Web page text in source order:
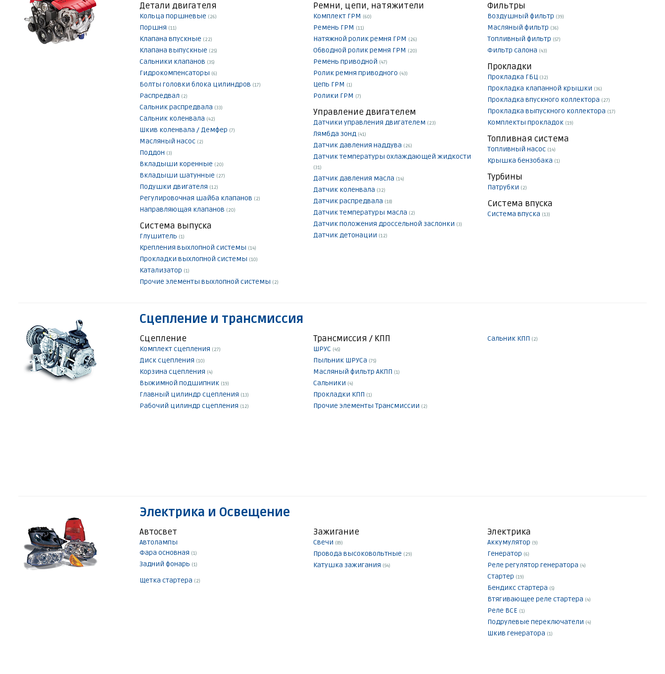
Детали двигателя
Кольца поршневые (26)
Поршня (11)
Клапана впускные (22)
Клапана выпускные (25)
Сальники клапанов (35)
Гидрокомпенсаторы (6)
Болты головки блока цилиндров (17)
Распредвал (2)
Сальник распредвала (33)
Сальник коленвала (42)
Шкив коленвала / Демфер (7)
Масляный насос (2)
Поддон (3)
Вкладыши коренные (20)
Вкладыши шатунные (27)
Подушки двигателя (12)
Регулировочная шайба клапанов (2)
Направляющая клапанов (20)
Ремни, цепи, натяжители
Комплект ГРМ (60)
Ремень ГРМ (11)
Натяжной ролик ремня ГРМ (26)
Обводной ролик ремня ГРМ (20)
Ремень приводной (47)
Ролик ремня приводного (43)
Цепь ГРМ (1)
Ролики ГРМ (7)
Фильтры
Воздушный фильтр (39)
Масляный фильтр (36)
Топливный фильтр (57)
Фильтр салона (43)
Прокладки
Прокладка ГБЦ (32)
Прокладка клапанной крышки (36)
Прокладка впускного коллектора (27)
Прокладка выпускного коллектора (17)
Комплекты прокладок (19)
Управление двигателем
Датчики управления двигателем (23)
Лямбда зонд (41)
Датчик давления наддува (26)
Датчик температуры охлаждающей жидкости
(31)
Датчик давления масла (14)
Датчик коленвала (32)
Датчик распредвала (18)
Датчик температуры масла (2)
Датчик положения дроссельной заслонки (3)
Датчик детонации (12)
Топливная система
Топливный насос (14)
Крышка бензобака (1)
Турбины
Патрубки (2)
Система впуска
Система впуска (13)
Система выпуска
Глушитель (1)
Крепления выхлопной системы (14)
Прокладки выхлопной системы (10)
Катализатор (1)
Прочие элементы выхлопной системы (2)
Сцепление и трансмиссия
Сцепление
Комплект сцепления (27)
Диск сцепления (10)
Корзина сцепления (4)
Выжимной подшипник (19)
Главный цилиндр сцепления (13)
Рабочий цилиндр сцепления (12)
Трансмиссия / КПП
ШРУС (45)
Пыльник ШРУСа (75)
Масляный фильтр АКПП (1)
Сальники (4)
Прокладки КПП (1)
Прочие элементы Трансмиссии (2)
Сальник КПП (2)
Электрика и Освещение
Автосвет
Автолампы
Фара основная (1)
Задний фонарь (1)
Зажигание
Свечи (89)
Провода высоковольтные (29)
Катушка зажигания (54)
Электрика
Аккумулятор (9)
Генератор (6)
Реле регулятор генератора (4)
Стартер (19)
Бендикс стартера (5)
Втягивающее реле стартера (4)
Реле ВСЕ (1)
Подрулевые переключатели (4)
Шкив генератора (1)
Щетка стартера (2)